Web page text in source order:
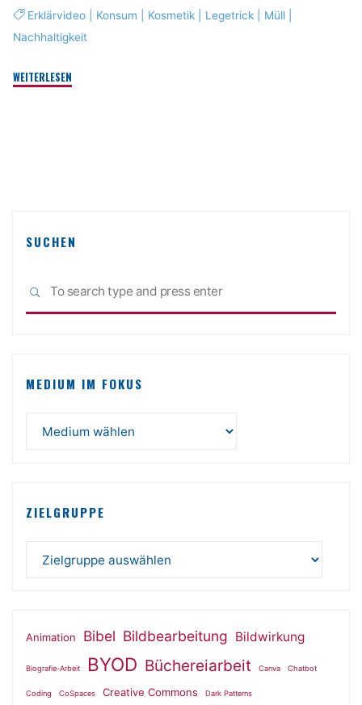
Erklärvideo| Konsum Kosmetik| Legetrick| Müll|
Nachhaltigkeit
WEITERLESEN
SUCHEN
SEARCH
MEDIUM IM FOKUS
ZIELGRUPPE
Animation Bibel Bildbearbeitung Bildwirkung
Biografie-Arbeit BYOD Büchereiarbeit Canva Chatbot
Coding CoSpaces Creative Commons Dark Patterns